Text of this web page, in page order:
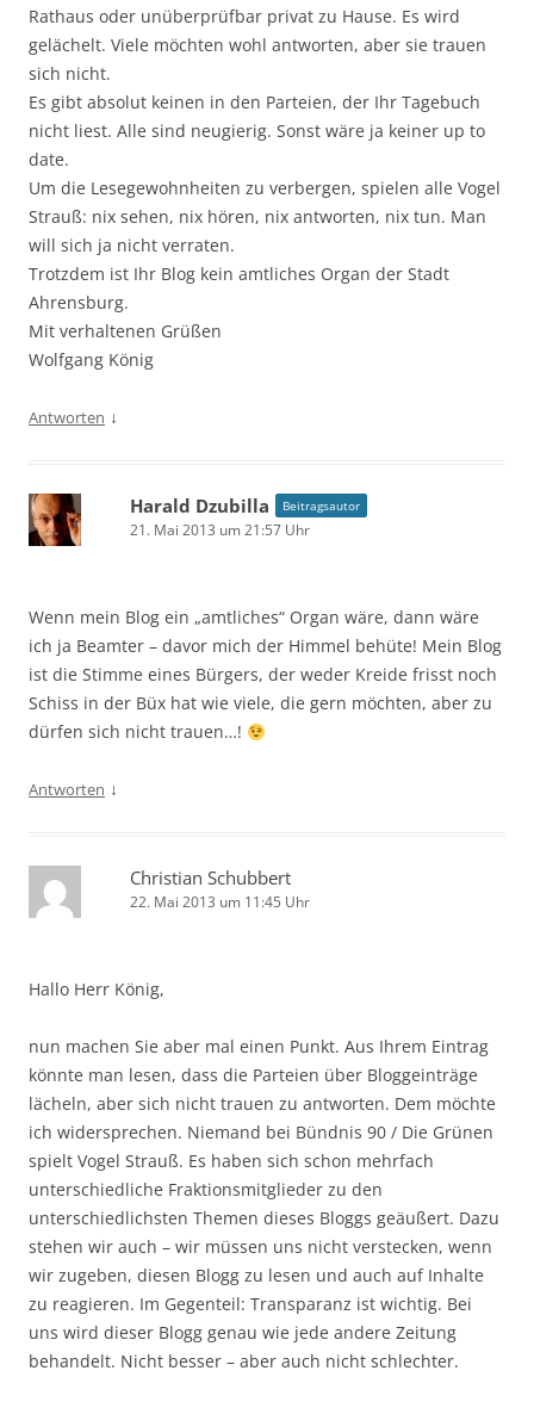
Rathaus oder unüberprüfbar privat zu Hause. Es wird
gelächelt. Viele möchten wohl antworten, aber sie trauen
sich nicht.
Es gibt absolut keinen in den Parteien, der Ihr Tagebuch
nicht liest. Alle sind neugierig. Sonst wäre ja keiner up to
date.
Um die Lesegewohnheiten zu verbergen, spielen alle Vogel
Strauß: nix sehen, nix hören, nix antworten, nix tun. Man
will sich ja nicht verraten.
Trotzdem ist Ihr Blog kein amtliches Organ der Stadt
Ahrensburg.
Mit verhaltenen Grüßen
Wolfgang König
Antworten ↓
Harald Dzubilla Beitragsautor
21. Mai 2013 um 21:57 Uhr
Wenn mein Blog ein „amtliches“ Organ wäre, dann wäre
ich ja Beamter – davor mich der Himmel behüte! Mein Blog
ist die Stimme eines Bürgers, der weder Kreide frisst noch
Schiss in der Büx hat wie viele, die gern möchten, aber zu
dürfen sich nicht trauen…!
Antworten ↓
Christian Schubbert
22. Mai 2013 um 11:45 Uhr
Hallo Herr König,
nun machen Sie aber mal einen Punkt. Aus Ihrem Eintrag
könnte man lesen, dass die Parteien über Bloggeinträge
lächeln, aber sich nicht trauen zu antworten. Dem möchte
ich widersprechen. Niemand bei Bündnis 90 / Die Grünen
spielt Vogel Strauß. Es haben sich schon mehrfach
unterschiedliche Fraktionsmitglieder zu den
unterschiedlichsten Themen dieses Bloggs geäußert. Dazu
stehen wir auch – wir müssen uns nicht verstecken, wenn
wir zugeben, diesen Blogg zu lesen und auch auf Inhalte
zu reagieren. Im Gegenteil: Transparanz ist wichtig. Bei
uns wird dieser Blogg genau wie jede andere Zeitung
behandelt. Nicht besser – aber auch nicht schlechter.